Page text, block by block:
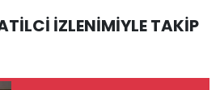
İZLENİMİYLE TAKİP